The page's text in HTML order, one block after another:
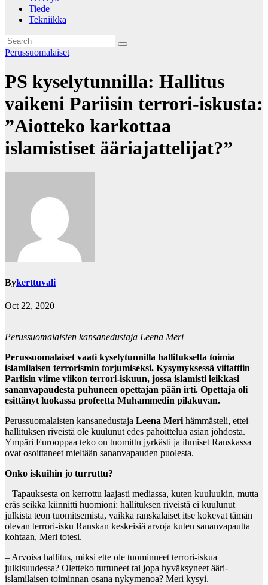
Tiede
Tekniikka
Perussuomalaiset
PS kyselytunnilla: Hallitus
vaikeni Pariisin terrori-iskusta:
”Aiotteko karkottaa
islamistiset ääriajattelijat?”
Bykerttuvali
Oct 22, 2020
Perussuomalaisten kansanedustaja Leena Meri
Perussuomalaiset vaati kyselytunnilla hallitukselta toimia
islamilaisen terrorismin torjumiseksi. Kysymyksessä viitattiin
Pariisin viime viikon terrori-iskuun, jossa islamisti leikkasi
sananvapaudesta puhuneen opettajan pään irti. Opettaja oli
esittänyt luokassa profeetta Muhammedin pilakuvan.
Perussuomalaisten kansanedustaja Leena Merihämmästeli, ettei
hallituksen riveistä ole kuulunut edes pahoittelua asian johdosta.
Ympäri Eurooppaa teko on tuomittu jyrkästi ja ihmiset Ranskassa
ovat osoittaneet mieltään sananvapauden puolesta.
Onko iskuihin jo turruttu?
– Tapauksesta on kerrottu laajasti mediassa, kuten kuuluukin, mutta
eräs seikka kiinnitti huomioni: hallituksen riveistä ei kuulunut
julkista teon tuomitsemista, vaikka ranskalaiset itse kokevat tämän
olevan terrori-isku Ranskan keskeisiä arvoja kuten sananvapautta
kohtaan, Meri totesi.
– Arvoisa hallitus, miksi ette ole tuominneet terrori-iskua
julkisuudessa? Oletteko turtuneet tai jopa hyväksyneet ääri-
islamilaisen toiminnan osana nykymenoa? Meri kysyi.